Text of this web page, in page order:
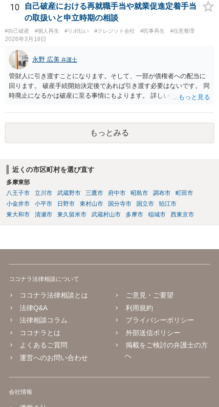
裁判延期を申請できますか？ ご家族であっても訴訟代理権はありませ
んので、ご本人に代わって裁判延期の申請することは出来ません。た
だ、事実上、裁判所に対して事情を説明すれば、裁判手続は中止され
ると思います。 ＞本人が出廷できないことを理由に、財産の差し押さ
えなどされることはございますでしょうか？ ご本人の状態が回復する
までの間は裁判が中止されるでしょうから、そのような心配はないと
思います。
10
自己破産における再就職手当や就業促進定着手当
の取扱いと申立時期の相談
#自己破産 #個人再生 #リボ払い #クレジット会社 #民事再生 #任意整理
2026年3月18日
永野 広美 弁護士
管財人に引き渡すことになります。そして、一部が債権者への配当に
回ります。 破産手続開始決定後であれば引き渡す必要はないです。 同
時廃止になるかは破産に至る事情にもよります。 詳しい話はお問い合
もっとみる
近くの市区町村を選び直す
多摩東部
八王子市
立川市 武蔵野市 三鷹市 府中市 昭島市 調布市
町田市
小金井市
小平市 日野市 東村山市 国分寺市 国立市
狛江市
東大和市
清瀬市 東久留米市 武蔵村山市 多摩市 稲城市 西東京市
ココナラ法律相談について
ココナラ法律相談とは
法律Q&A
法律相談コラム
ココナラとは
よくあるご質問
運営へのお問い合わせ
ご意見・ご要望
利用規約
プライバシーポリシー
外部送信ポリシー
掲載をご検討の弁護士の方
へ
会社情報